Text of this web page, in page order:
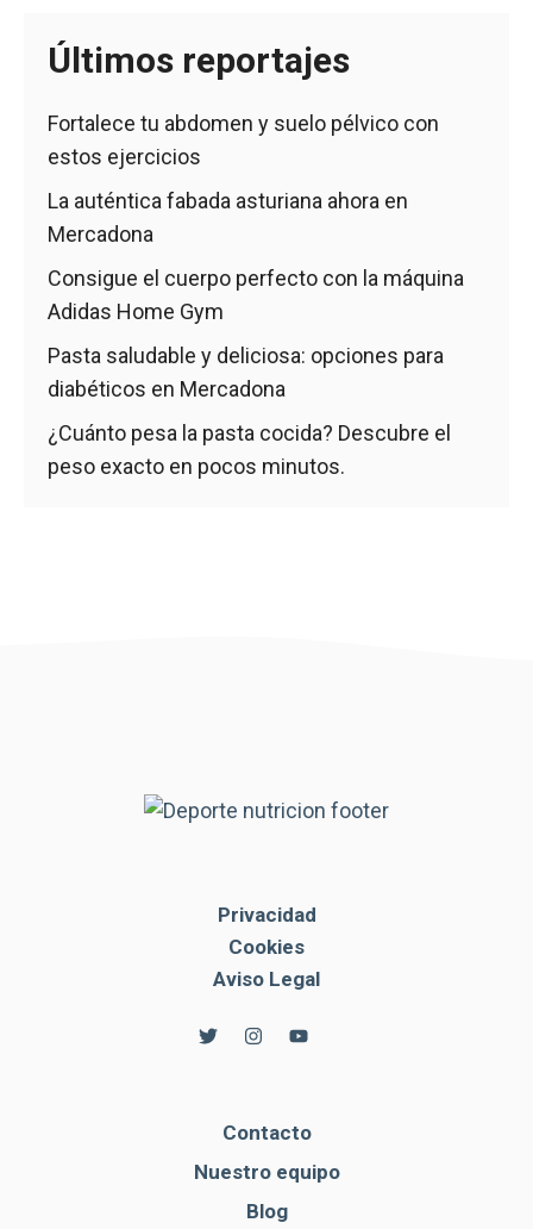
Últimos reportajes
Fortalece tu abdomen y suelo pélvico con
estos ejercicios
La auténtica fabada asturiana ahora en
Mercadona
Consigue el cuerpo perfecto con la máquina
Adidas Home Gym
Pasta saludable y deliciosa: opciones para
diabéticos en Mercadona
¿Cuánto pesa la pasta cocida? Descubre el
peso exacto en pocos minutos.
Privacidad
Cookies
Aviso Legal
Contacto
Nuestro equipo
Blog